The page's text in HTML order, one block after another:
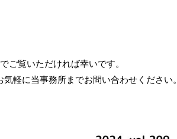
ご覧いただければ幸いです。
軽に当事務所までお問い合わせください。